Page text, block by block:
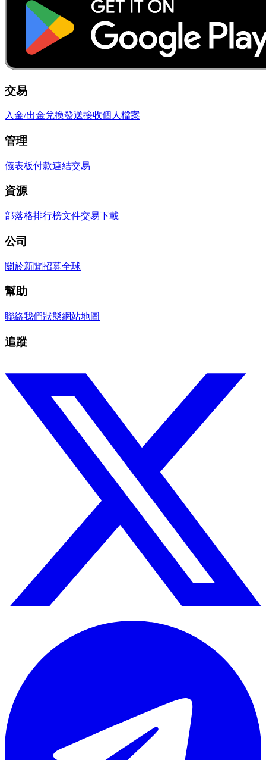
交易
入金/出金兌換發送接收個人檔案
管理
儀表板付款連結交易
資源
部落格排行榜文件交易下載
公司
關於新聞招募全球
幫助
聯絡我們狀態網站地圖
追蹤